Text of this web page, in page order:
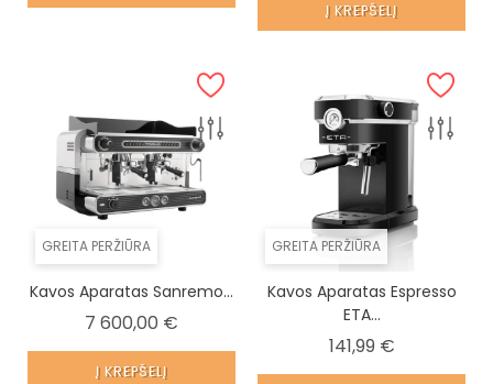
Į KREPŠELĮ
GREITA PERŽIŪRA
Kavos Aparatas Sanremo...
7 600,00 €
Į KREPŠELĮ
GREITA PERŽIŪRA
Kavos Aparatas Espresso
ETA...
141,99 €Kaina